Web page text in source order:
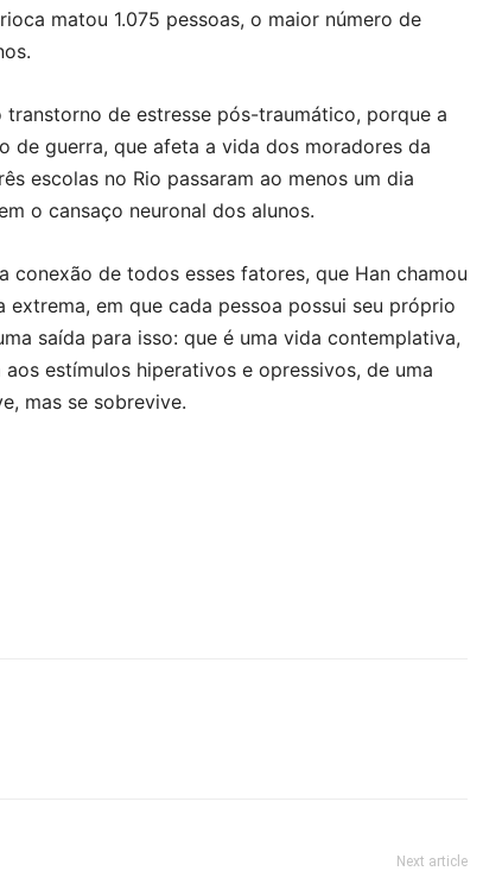
matou 1.075 pessoas, o maior número de
de estresse pós-traumático, porque a
de guerra, que afeta a vida dos moradores da
escolas no Rio passaram ao menos um dia
o cansaço neuronal dos alunos.
conexão de todos esses fatores, que Han chamou
extrema, em que cada pessoa possui seu próprio
saída para isso: que é uma vida contemplativa,
estímulos hiperativos e opressivos, de uma
mas se sobrevive.
Next article